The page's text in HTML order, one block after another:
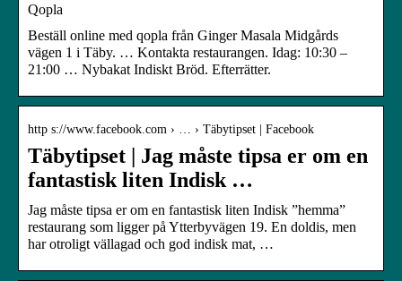
Qopla
Beställ online med qopla från Ginger Masala Midgårds
vägen 1 i Täby. … Kontakta restaurangen. Idag: 10:30 –
21:00 … Nybakat Indiskt Bröd. Efterrätter.
http s://www.facebook.com › … › Täbytipset | Facebook
Täbytipset | Jag måste tipsa er om en
fantastisk liten Indisk …
Jag måste tipsa er om en fantastisk liten Indisk ”hemma”
restaurang som ligger på Ytterbyvägen 19. En doldis, men
har otroligt vällagad och god indisk mat, …